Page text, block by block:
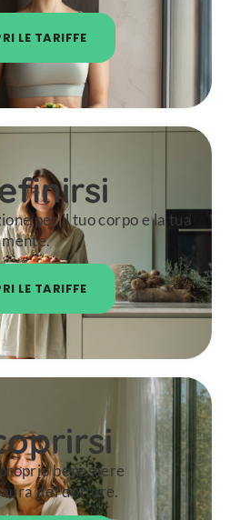
LE TARIFFE
per il tuo corpo e la tua
mente.
LE TARIFFE
benessere
del dottore.